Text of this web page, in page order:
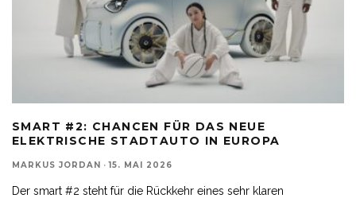
SMART #2: CHANCEN FÜR DAS NEUE
ELEKTRISCHE STADTAUTO IN EUROPA
MARKUS JORDAN · 15. MAI 2026
Der smart #2 steht für die Rückkehr eines sehr klaren